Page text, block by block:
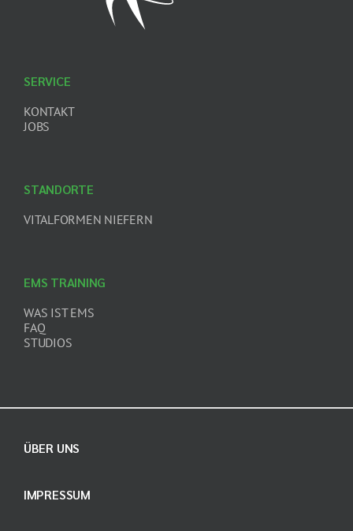
EMS TRAINING
WAS IST EMS
FAQ
STUDIOS
SERVICE
KONTAKT
JOBS
STANDORTE
VITALFORMEN NIEFERN
ÜBER UNS
IMPRESSUM